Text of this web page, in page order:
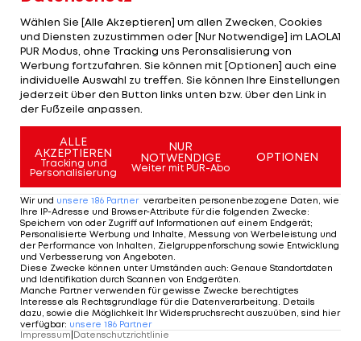
Lieuwe Westra und Kenny van Hummel vier
weitere Niederländer im Aufgebot, das von Kris
Boeckmans (Belgien), Gustav Larsson (Schweden),
Marco Marcato (Italien) und Rafael Valls (Spanien)
komplettiert wird.
Mehr zum Thema
Wählen Sie [Alle Akzeptieren] um allen Zwecken, Cookies
und Diensten zuzustimmen oder [Nur Notwendige] im LAOLA1
PUR Modus, ohne Tracking uns Peronsalisierung von
Werbung fortzufahren. Sie können mit [Optionen] auch eine
individuelle Auswahl zu treffen. Sie können Ihre Einstellungen
jederzeit über den Button links unten bzw. über den Link in
der Fußzeile anpassen.
ALLE
AKZEPTIEREN
Tracking und
Personalisierung
NUR
NOTWENDIGE
Weiter mit PUR-Abo
OPTIONEN
Wir und unsere 186 Partner verarbeiten personenbezogene Daten, wie
Ihre IP-Adresse und Browser-Attribute für die folgenden Zwecke:
Speichern von oder Zugriff auf Informationen auf einem Endgerät;
Personalisierte Werbung und Inhalte, Messung von Werbeleistung und
der Performance von Inhalten, Zielgruppenforschung sowie Entwicklung
und Verbesserung von Angeboten.
Diese Zwecke können unter Umständen auch: Genaue Standortdaten
und Identifikation durch Scannen von Endgeräten.
Manche Partner verwenden für gewisse Zwecke berechtigtes
Interesse als Rechtsgrundlage für die Datenverarbeitung. Details
dazu, sowie die Möglichkeit Ihr Widerspruchsrecht auszuüben, sind hier
verfügbar: unsere 186 Partner
Impressum Datenschutzrichtlinie